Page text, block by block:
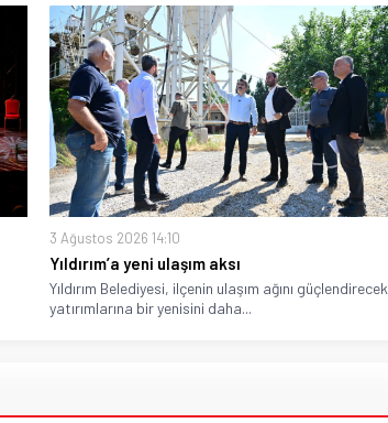
3 Ağustos 2026 14:10
Yıldırım’a yeni ulaşım aksı
Yıldırım Belediyesi, ilçenin ulaşım ağını güçlendirecek
yatırımlarına bir yenisini daha...